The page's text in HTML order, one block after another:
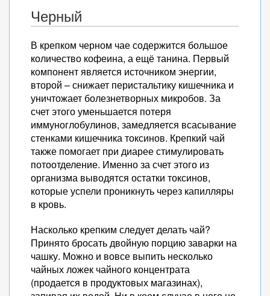
Черный
В крепком черном чае содержится большое
количество кофеина, а ещё танина. Первый
компонент является источником энергии,
второй – снижает перистальтику кишечника и
уничтожает болезнетворных микробов. За
счет этого уменьшается потеря
иммуноглобулинов, замедляется всасывание
стенками кишечника токсинов. Крепкий чай
также помогает при диарее стимулировать
потоотделение. Именно за счет этого из
организма выводятся остатки токсинов,
которые успели проникнуть через капилляры
в кровь.
Насколько крепким следует делать чай?
Принято бросать двойную порцию заварки на
чашку. Можно и вовсе выпить несколько
чайных ложек чайного концентрата
(продается в продуктовых магазинах),